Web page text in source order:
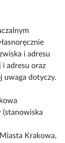
i adresu
i adresu oraz
uwaga dotyczy.
(stanowiska
Krakowa,